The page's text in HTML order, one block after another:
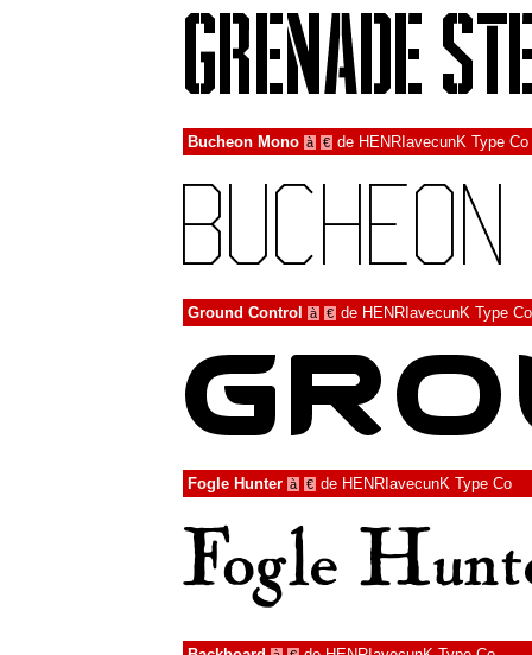
Bucheon Mono à € de HENRIavecunK Type Co
Ground Control à € de HENRIavecunK Type Co
Fogle Hunter à € de HENRIavecunK Type Co